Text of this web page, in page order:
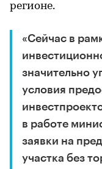
регионе.
«Сейчас в
значительно
условия
в работе
заявки на
участка без